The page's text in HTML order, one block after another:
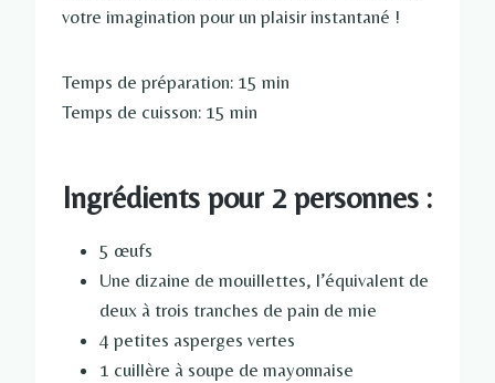
votre imagination pour un plaisir instantané !
Temps de préparation: 15 min
Temps de cuisson: 15 min
Ingrédients pour 2 personnes :
5 œufs
Une dizaine de mouillettes, l’équivalent de
deux à trois tranches de pain de mie
4 petites asperges vertes
1 cuillère à soupe de mayonnaise